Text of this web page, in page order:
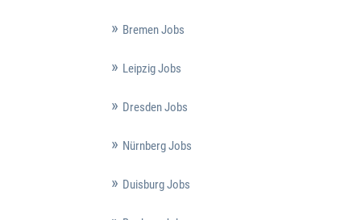
Bremen Jobs
Leipzig Jobs
Dresden Jobs
Nürnberg Jobs
Duisburg Jobs